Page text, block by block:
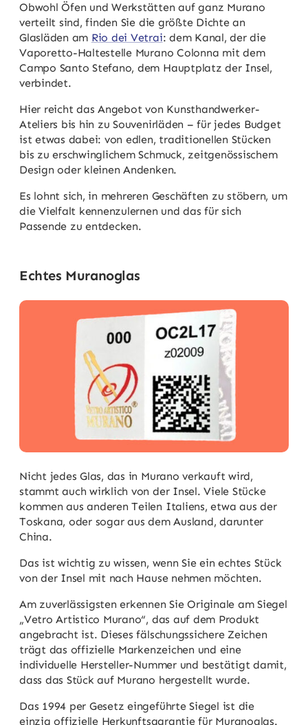
Obwohl Öfen und Werkstätten auf ganz Murano
verteilt sind, finden Sie die größte Dichte an
Glasläden am Rio dei Vetrai: dem Kanal, der die
Vaporetto-Haltestelle Murano Colonna mit dem
Campo Santo Stefano, dem Hauptplatz der Insel,
verbindet.
Hier reicht das Angebot von Kunsthandwerker-
Ateliers bis hin zu Souvenirläden – für jedes Budget
ist etwas dabei: von edlen, traditionellen Stücken
bis zu erschwinglichem Schmuck, zeitgenössischem
Design oder kleinen Andenken.
Es lohnt sich, in mehreren Geschäften zu stöbern, um
die Vielfalt kennenzulernen und das für sich
Passende zu entdecken.
Echtes Muranoglas
Nicht jedes Glas, das in Murano verkauft wird,
stammt auch wirklich von der Insel. Viele Stücke
kommen aus anderen Teilen Italiens, etwa aus der
Toskana, oder sogar aus dem Ausland, darunter
China.
Das ist wichtig zu wissen, wenn Sie ein echtes Stück
von der Insel mit nach Hause nehmen möchten.
Am zuverlässigsten erkennen Sie Originale am Siegel
„Vetro Artistico Murano“, das auf dem Produkt
angebracht ist. Dieses fälschungssichere Zeichen
trägt das offizielle Markenzeichen und eine
individuelle Hersteller-Nummer und bestätigt damit,
dass das Stück auf Murano hergestellt wurde.
Das 1994 per Gesetz eingeführte Siegel ist die
einzig offizielle Herkunftsgarantie für Muranoglas.